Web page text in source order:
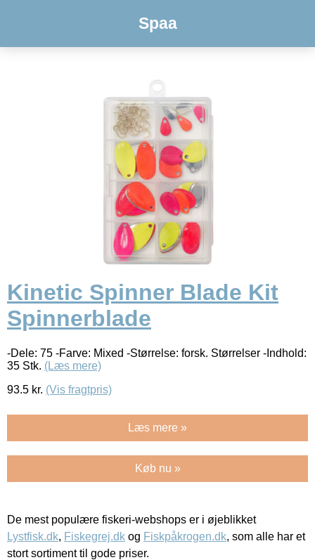
Spaa
Kinetic Spinner Blade Kit
Spinnerblade
-Dele: 75 -Farve: Mixed -Størrelse: forsk. Størrelser -Indhold:
35 Stk. (Læs mere)
93.5 kr. (Vis fragtpris)
Læs mere »
Køb nu »
De mest populære fiskeri-webshops er i øjeblikket
Lystfisk.dk, Fiskegrej.dk og Fiskpåkrogen.dk, som alle har et
stort sortiment til gode priser.